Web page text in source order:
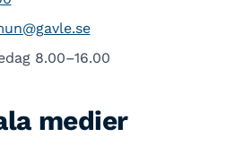
8.00–16.00
medier